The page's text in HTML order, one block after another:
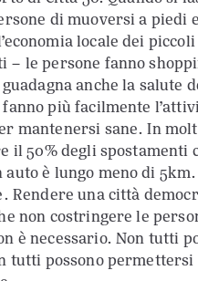
di muoversi a piedi
locale dei piccoli
– le persone fanno
anche la salute
fanno più facilmente
mantenersi sane. In
il 50% degli spostamenti
auto è lungo meno di
Rendere una città
non costringere le
è necessario. Non tutti
tutti possono permettersi